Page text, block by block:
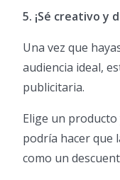
5. ¡Sé creativo y
Una vez que
audiencia ideal,
publicitaria.
Elige un
podría hacer que
como un